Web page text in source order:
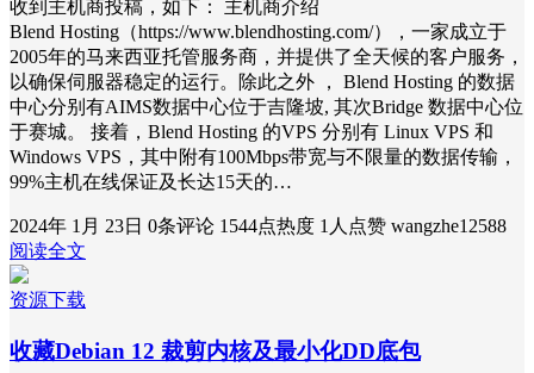
收到主机商投稿，如下： 主机商介绍
Blend Hosting（https://www.blendhosting.com/），一家成立于
2005年的马来西亚托管服务商，并提供了全天候的客户服务，
以确保伺服器稳定的运行。除此之外 ， Blend Hosting 的数据
中心分别有AIMS数据中心位于吉隆坡, 其次Bridge 数据中心位
于赛城。 接着，Blend Hosting 的VPS 分别有 Linux VPS 和
Windows VPS，其中附有100Mbps带宽与不限量的数据传输，
99%主机在线保证及长达15天的…
2024年 1月 23日 0条评论 1544点热度 1人点赞 wangzhe12588
阅读全文
资源下载
收藏Debian 12 裁剪内核及最小化DD底包